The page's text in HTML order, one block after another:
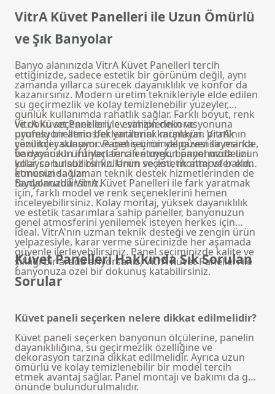
VitrA Küvet Panelleri ile Uzun Ömürlü
ve Şık Banyolar
Banyo alanınızda VitrA Küvet Panelleri tercih
ettiğinizde, sadece estetik bir görünüm değil, aynı
zamanda yıllarca sürecek dayanıklılık ve konfor da
kazanırsınız. Modern üretim teknikleriyle elde edilen
su geçirmezlik ve kolay temizlenebilir yüzeyler,
günlük kullanımda rahatlık sağlar. Farklı boyut, renk
ve doku seçenekleriyle evinizin dekorasyonuna
uyumlu bir atmosfer yaratmak mümkün. VitrA'nın
yenilikçi yaklaşımı ve geniş ürün yelpazesi sayesinde,
banyonuzun ihtiyaçlarına en uygun panel modelini
kolayca bulabilirsiniz. Ürün seçimi, montaj ve bakım
konusunda uzman teknik destek hizmetlerinden de
faydalanabilirsiniz.
VitrA Küvet Panelleri, ev sahiplerinin ve
profesyonellerin beklentilerini karşılayan pratik
çözümler sunuyor. Panel seçiminde güvenilir marka
ve dayanıklı ürünleri tercih etmek, banyonuzda uzun
yıllar sorunsuz bir kullanım ve estetik atmosfer elde
etmenizi sağlar.
Banyonuzda VitrA Küvet Panelleri ile fark yaratmak
için, farklı model ve renk seçeneklerini hemen
inceleyebilirsiniz. Kolay montaj, yüksek dayanıklılık
ve estetik tasarımlara sahip paneller, banyonuzun
genel atmosferini yenilemek isteyen herkes için
ideal. VitrA'nın uzman teknik desteği ve zengin ürün
yelpazesiyle, karar verme sürecinizde her aşamada
güvenle ilerleyebilirsiniz. Panel seçiminizde kalite ve
şıklığı bir arada arıyorsanız, VitrA Küvet Panelleri ile
banyonuza özel bir dokunuş katabilirsiniz.
Küvet Panelleri Hakkında Sık Sorulan
Sorular
Küvet paneli seçerken nelere dikkat edilmelidir?
Küvet paneli seçerken banyonun ölçülerine, panelin
dayanıklılığına, su geçirmezlik özelliğine ve
dekorasyon tarzına dikkat edilmelidir. Ayrıca uzun
ömürlü ve kolay temizlenebilir bir model tercih
etmek avantaj sağlar. Panel montajı ve bakımı da göz
önünde bulundurulmalıdır.